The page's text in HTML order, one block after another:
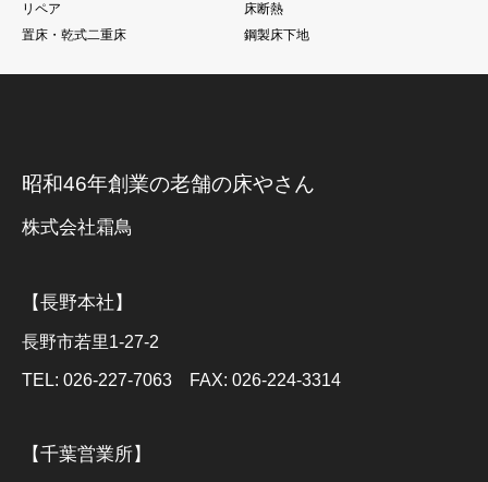
リペア
床断熱
置床・乾式二重床
鋼製床下地
昭和46年創業の老舗の床やさん
株式会社霜鳥
【長野本社】
長野市若里1-27-2
TEL: 026-227-7063 FAX: 026-224-3314
【千葉営業所】